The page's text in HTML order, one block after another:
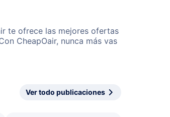
te ofrece las mejores ofertas
CheapOair, nunca más vas
Ver todo publicaciones